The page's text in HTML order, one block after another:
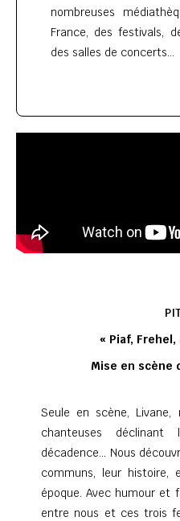
nombreuses
France, des festivals,
des salles de concerts…
« Piaf, Frehel,
Mise en scène
Seule en scène, Livane,
chanteuses déclinant
décadence… Nous
communs, leur histoire,
époque. Avec humour et
entre nous et ces trois